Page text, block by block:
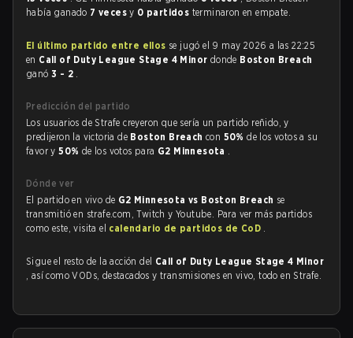
había ganado 7 vecesy 0 partidos terminaron en empate.
El último partido entre ellos se jugó el 9 may 2026 a las 22:25
en Call of Duty League Stage 4 Minor donde Boston Breach
ganó 3 - 2 .
Predicción del partido
Los usuarios de Strafe creyeron que sería un partido reñido, y
predijeron la victoria de Boston Breachcon 50%de los votos a su
favor y50% de los votos para G2 Minnesota .
Dónde ver
El partido en vivo de G2 Minnesota vs Boston Breach se
transmitió en strafe.com, Twitch y Youtube. Para ver más partidos
como este, visita el calendario de partidos de CoD .
Sigue el resto de la acción del Call of Duty League Stage 4 Minor
, así como VODs, destacados y transmisiones en vivo, todo en Strafe.